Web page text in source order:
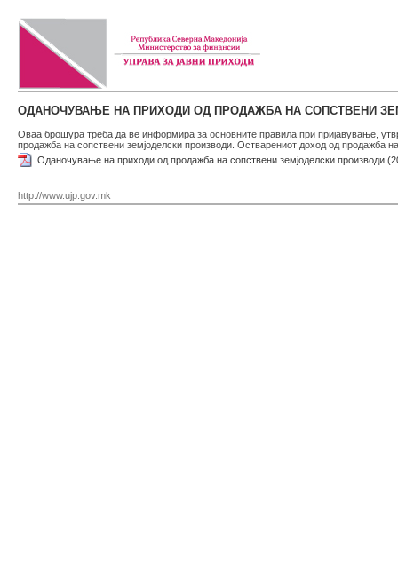
ОДАНОЧУВАЊЕ НА ПРИХОДИ ОД ПРОДАЖБА НА СОПСТВЕНИ
Оваа брошура треба да ве информира за основните правила при пријавување,
продажба на сопствени земјоделски производи. Остварениот доход од продажба
Оданочување на приходи од продажба на сопствени земјоделски производи
http://www.ujp.gov.mk